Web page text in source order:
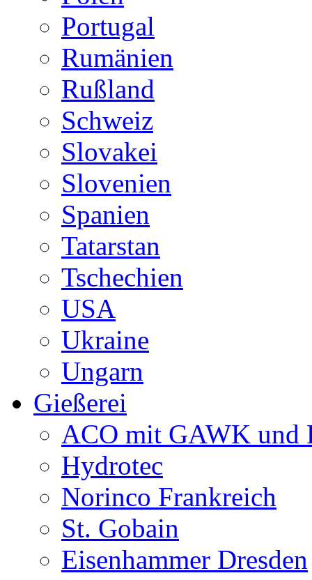
Portugal
Rumänien
Rußland
Schweiz
Slovakei
Slovenien
Spanien
Tatarstan
Tschechien
USA
Ukraine
Ungarn
Gießerei
ACO mit GAWK und
Hydrotec
Norinco Frankreich
St. Gobain
Eisenhammer Dresden